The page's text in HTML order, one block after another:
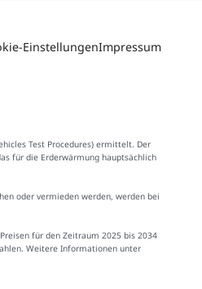
EinstellungenImpressum
Test Procedures) ermittelt. Der
für die Erderwärmung hauptsächlich
oder vermieden werden, werden bei
für den Zeitraum 2025 bis 2034
Weitere Informationen unter